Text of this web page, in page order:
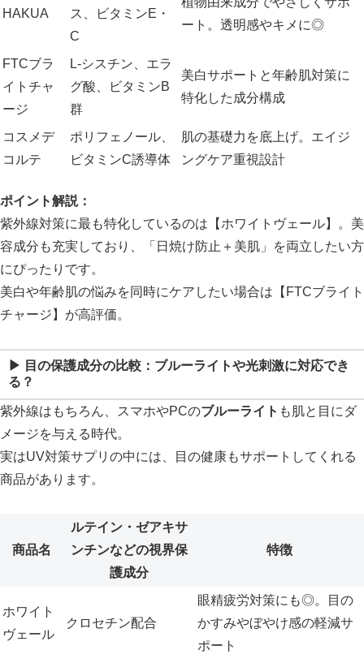
HAKUA
ス、ビタミンE・
C
ート。透明感やキメに◎
FTCブラ
イトチャ
ージ
L-シスチン、エラ
グ酸、ビタミンB
群
美白サポートと年齢肌対策に
特化した成分構成
コスメデ
コルテ
ポリフェノール、
ビタミンC誘導体
肌の基礎力を底上げ。エイジ
ングケア重視設計
ポイント解説：
紫外線対策に最も特化しているのは【ホワイトヴェール】。美
容成分も充実しており、「日焼け防止＋美肌」を両立したい方
にぴったりです。
美白や年齢肌の悩みを同時にケアしたい場合は【FTCブライト
チャージ】が高評価。
▶ 目の保護成分の比較：ブルーライトや光刺激に対応でき
る？
紫外線はもちろん、スマホやPCのブルーライト も肌と目にダ
メージを与える時代。
実はUV対策サプリの中には、目の健康もサポートしてくれる
商品があります。
商品名
ルテイン・ゼアキサ
ンチンなどの視界保
護成分
特徴
ホワイト
ヴェール
クロセチン配合
眼精疲労対策にも◎。目の
かすみやぼやけ感の軽減サ
ポート